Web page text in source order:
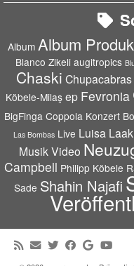
Album Album
Blanco Zikeli augitropics
Chaski Chupacabras
Köbele-Milaş ep Fevronia
BigFinga Coppola Konzert
Las Bombas Live Luisa
Musik Video
Campbell Philipp Köbele
Sade Shahin Najafi